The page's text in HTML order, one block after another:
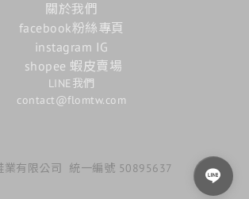
關於我們
facebook粉絲專頁
instagram IG
shopee 蝦皮賣場
LINE我們
contact@flomtw.com
業有限公司 統一編號 50895637